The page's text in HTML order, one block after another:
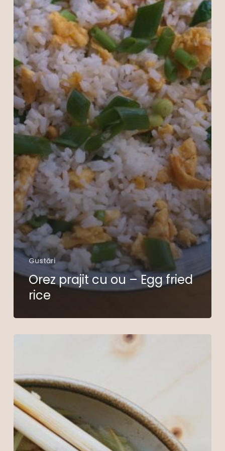
Gustări
Orez prajit cu ou – Egg fried
rice
cartofi
cu
piper
sichuan